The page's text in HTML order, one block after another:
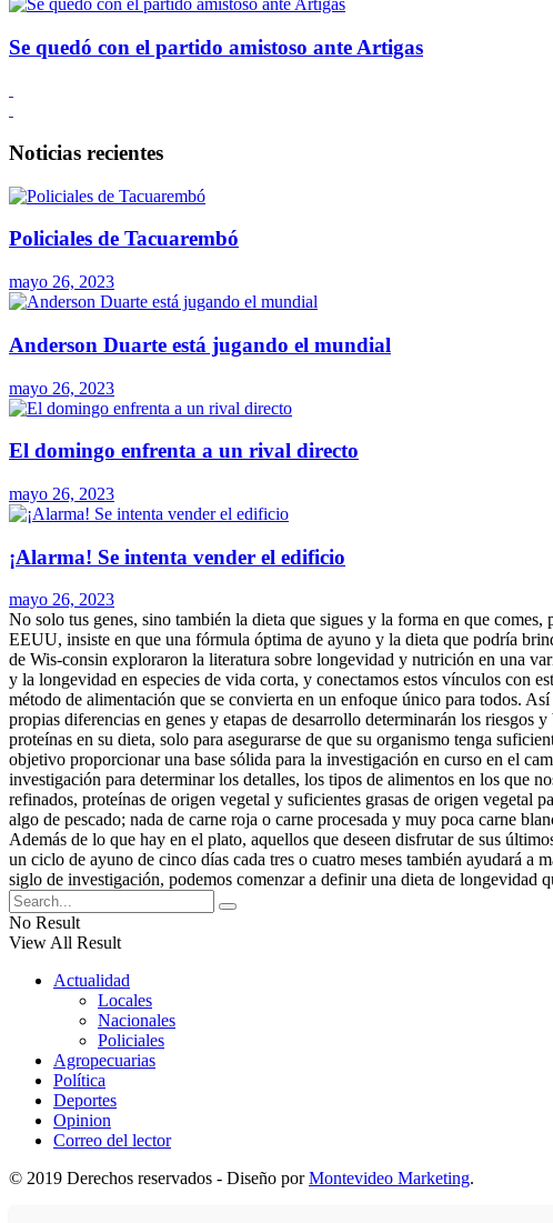
Se quedó con el partido amistoso ante Artigas
Noticias recientes
Policiales de Tacuarembó
mayo 26, 2023
Anderson Duarte está jugando el mundial
mayo 26, 2023
El domingo enfrenta a un rival directo
mayo 26, 2023
¡Alarma! Se intenta vender el edificio
mayo 26, 2023
No solo tus genes, sino también la dieta que sigues y la forma en que
EEUU, insiste en que una fórmula óptima de ayuno y la dieta que podría
de Wis-consin exploraron la literatura sobre longevidad y nutrición en una
y la longevidad en especies de vida corta, y conectamos estos vínculos con
método de alimentación que se convierta en un enfoque único para todos.
propias diferencias en genes y etapas de desarrollo determinarán los riesgos
proteínas en su dieta, solo para asegurarse de que su organismo tenga
objetivo proporcionar una base sólida para la investigación en curso en el
investigación para determinar los detalles, los tipos de alimentos en los que
refinados, proteínas de origen vegetal y suficientes grasas de origen vegetal
algo de pescado; nada de carne roja o carne procesada y muy poca carne
Además de lo que hay en el plato, aquellos que deseen disfrutar de sus
un ciclo de ayuno de cinco días cada tres o cuatro meses también ayudará a
siglo de investigación, podemos comenzar a definir una dieta de longevidad
No Result
View All Result
Actualidad
Locales
Nacionales
Policiales
Agropecuarias
Política
Deportes
Opinion
Correo del lector
© 2019 Derechos reservados - Diseño porMontevideo Marketing.